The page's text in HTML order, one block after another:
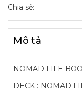
Chia sẻ:
Mô tả
NOMAD LIFE
DECK : NOMAD